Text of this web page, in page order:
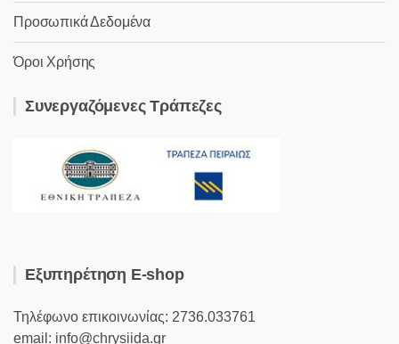
Προσωπικά Δεδομένα
Όροι Χρήσης
Συνεργαζόμενες Τράπεζες
Εξυπηρέτηση E-shop
Τηλέφωνο επικοινωνίας: 2736.033761
email: info@chrysiida.gr